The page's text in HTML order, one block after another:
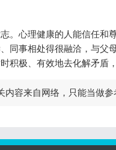
。心理健康的人能信任
同事相处得很融洽，与
积极、有效地去化解矛盾
容来自网络，只能当做